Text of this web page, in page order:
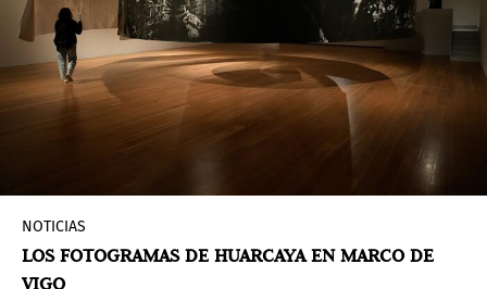
NOTICIAS
LOS FOTOGRAMAS DE HUARCAYA EN MARCO DE
VIGO